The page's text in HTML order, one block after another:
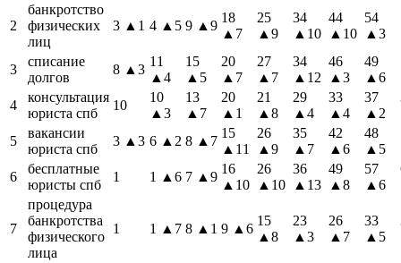
2
банкротство
физических
лиц
3 ▲1 4 ▲5 9 ▲9
18
▲7
25
▲9
34
▲10
44
▲10
54
▲3
3
списание
долгов
8 ▲3
11
▲4
15
▲5
20
▲7
27
▲7
34
▲12
46
▲3
49
▲6
4
консультация
юриста спб
10
10
▲3
13
▲7
20
▲1
21
▲8
29
▲4
33
▲4
37
▲2
5
вакансии
юриста спб
3 ▲3 6 ▲2 8 ▲7
15
▲11
26
▲9
35
▲7
42
▲6
48
▲5
6
бесплатные
юристы спб
1 1 ▲6 7 ▲9
16
▲10
26
▲10
36
▲13
49
▲8
57
▲6
7
процедура
банкротства
физического
лица
1 1 ▲7 8 ▲1 9 ▲6
15
▲8
23
▲3
26
▲7
33
▲5